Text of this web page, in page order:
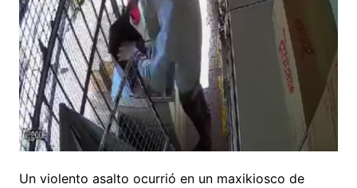
Un violento asalto ocurrió en un maxikiosco de